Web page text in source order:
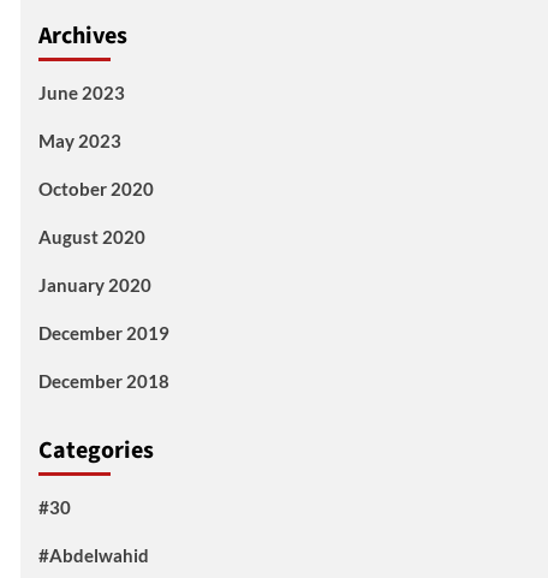
Archives
June 2023
May 2023
October 2020
August 2020
January 2020
December 2019
December 2018
Categories
#30
#Abdelwahid